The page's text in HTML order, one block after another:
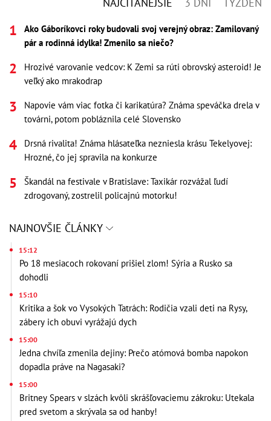
Ako Gáboríkovci roky budovali svoj verejný obraz: Zamilovaný
pár a rodinná idylka! Zmenilo sa niečo?
Hrozivé varovanie vedcov: K Zemi sa rúti obrovský asteroid! Je
veľký ako mrakodrap
Napovie vám viac fotka či karikatúra? Známa speváčka drela v
továrni, potom pobláznila celé Slovensko
Drsná rivalita! Známa hlásateľka nezniesla krásu Tekelyovej:
Hrozné, čo jej spravila na konkurze
Škandál na festivale v Bratislave: Taxikár rozvážal ľudí
zdrogovaný, zostrelil policajnú motorku!
NAJNOVŠIE ČLÁNKY
15:12
Po 18 mesiacoch rokovaní prišiel zlom! Sýria a Rusko sa
dohodli
15:10
Kritika a šok vo Vysokých Tatrách: Rodičia vzali deti na Rysy,
zábery ich obuvi vyrážajú dych
15:00
Jedna chvíľa zmenila dejiny: Prečo atómová bomba napokon
dopadla práve na Nagasaki?
15:00
Britney Spears v slzách kvôli skrášľovaciemu zákroku: Utekala
pred svetom a skrývala sa od hanby!